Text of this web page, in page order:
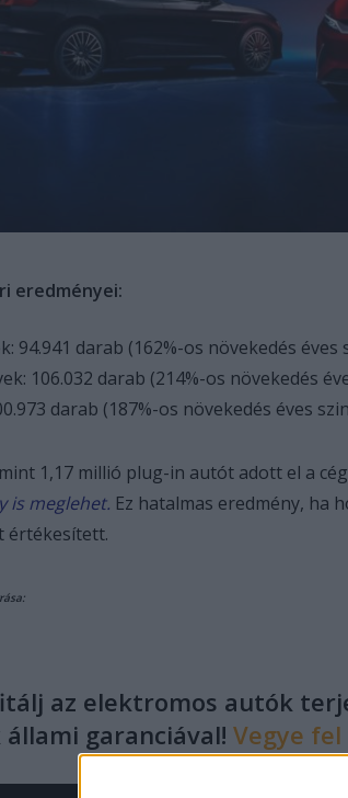
eredményei:
94.941 darab (162%-os növekedés éves
106.032 darab (214%-os növekedés
darab (187%-os növekedés éves
1,17 millió plug-in autót adott el a
is meglehet. Ez hatalmas eredmény, ha
értékesített.
az elektromos autók
garanciával! Vegye